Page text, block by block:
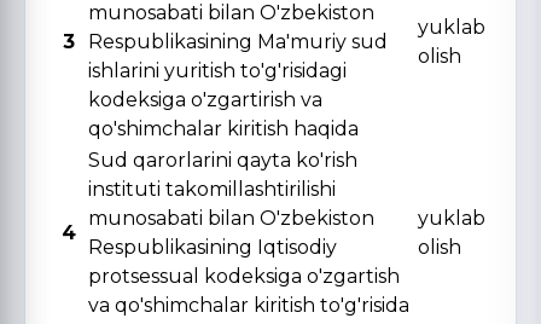
3
munosabati bilan O'zbekiston
Respublikasining Ma'muriy sud
ishlarini yuritish to'g'risidagi
kodeksiga o'zgartirish va
qo'shimchalar kiritish haqida
yuklab
olish
4
Sud qarorlarini qayta ko'rish
instituti takomillashtirilishi
munosabati bilan O'zbekiston
Respublikasining Iqtisodiy
protsessual kodeksiga o'zgartish
va qo'shimchalar kiritish to'g'risida
yuklab
olish